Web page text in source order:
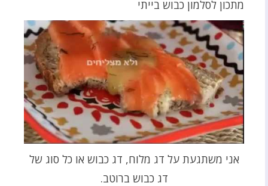
מתכון לסלמון כבוש בייתי
אני משתגעת על דג מלוח, דג כבוש או כל סוג של
דג כבוש ברוטב.